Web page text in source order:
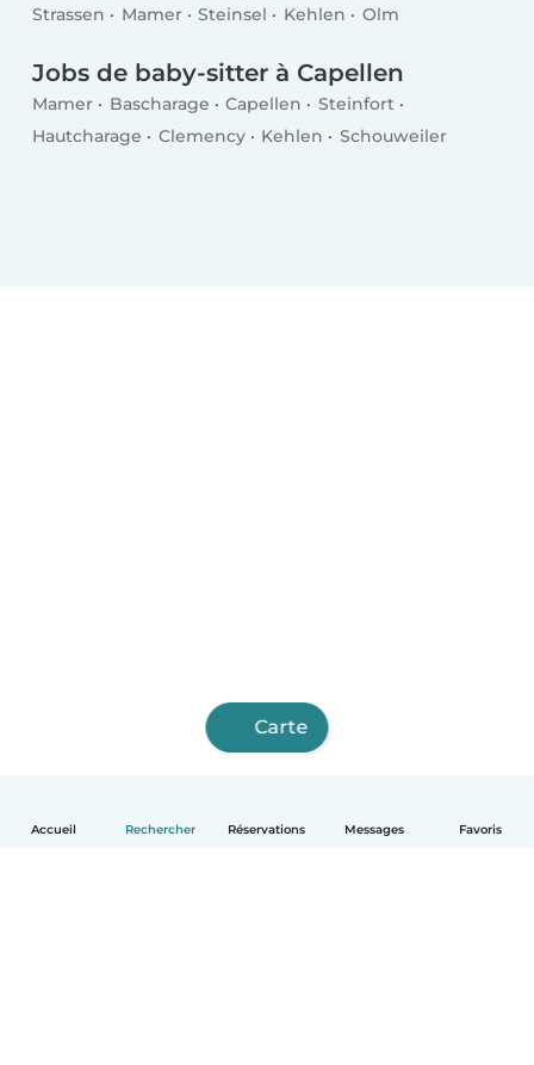
Accueil Rechercher Réservations Messages Favoris
Strassen Mamer Steinsel Kehlen Olm
Jobs de baby-sitter à Capellen
Mamer Bascharage Capellen
Steinfort
Hautcharage
Clemency Kehlen Schouweiler
Carte